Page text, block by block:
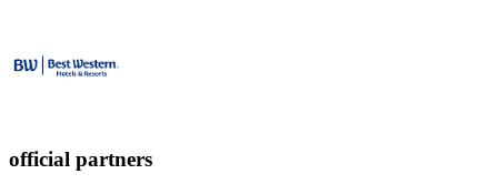
official partners